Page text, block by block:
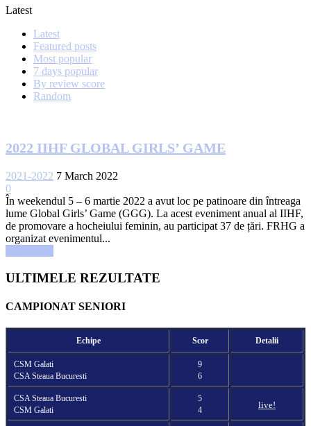
Latest
Latest
Featured posts
Most popular
7 days popular
By review score
Random
2022 IIHF GLOBAL GIRLS’ GAME
2021-2022 7 March 2022
0
În weekendul 5 – 6 martie 2022 a avut loc pe patinoare din întreaga
lume Global Girls’ Game (GGG). La acest eveniment anual al IIHF,
de promovare a hocheiului feminin, au participat 37 de țări. FRHG a
organizat evenimentul...
ULTIMELE REZULTATE
CAMPIONAT SENIORI
Echipe Scor Detalii
CSM Galati
CSA Steaua Bucuresti
9
6
CSA Steaua Bucuresti
CSM Galati
5
4
live!